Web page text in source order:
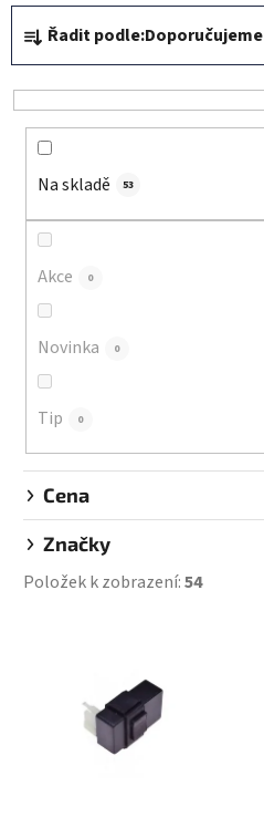
Ř
a
z
e
Řadit podle:Doporučujeme
Na skladě 53
Akce 0
Novinka 0
Tip 0
Cena
Značky
Položek k zobrazení:54